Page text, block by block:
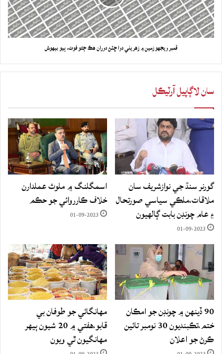
قمبر ويجهو زمين ۾ زهريلي دوا ڇٽڻ دوران هڪ ڄڻو فوت، ٻيو بيهوش
سان لاڳاپيل آرٽيڪل
گورنر سنڌ جي نوازشريف سان
ملاقات،ملڪي سياسي صورتحال
۽ عام چونڊن بابت ڳالهيون
01-09-2023
اسمگلنگ ۾ ملوث عملدارن
خلاف ڪارروائي جو حڪم
01-09-2023
90 ڏينهن ۾ چونڊن جو امڪان
ختم،تڪبنديون 30 نومبر تائين
ڪرڻ جو اعلان
مهانگائي جو طوفان بي
قابو،هفتي ۾ 20 شيون ٻيهر
مهانگيون ٿي ويون